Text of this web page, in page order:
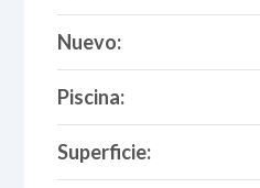
Nuevo:
Piscina:
Superficie: